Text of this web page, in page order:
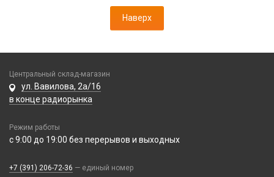
Проклейки
Шлейфы
АЗУ
АЗУ + FM-модулятор
АЗУ + кабель
Кабели
3 в 1
Компьютерная периферия
Наверх
Центральный склад-магазин
ул. Вавилова, 2а/16
в конце радиорынка
Режим работы
с 9:00 до 19:00 без перерывов и выходных
+7 (391) 206-72-36 — единый номер